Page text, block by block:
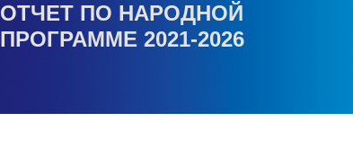
ОТЧЕТ ПО НАРОДНОЙ
ПРОГРАММЕ 2021-2026